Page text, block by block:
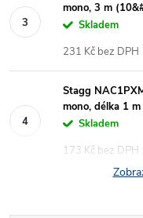
mono, 3 m
Skladem
231 Kč bez DPH
Stagg
mono, délka 1 m
Skladem
173 Kč bez DPH